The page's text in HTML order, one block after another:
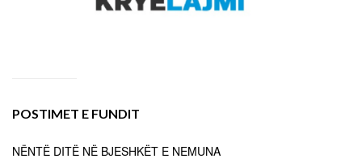
POSTIMET E FUNDIT
NËNTË DITË NË BJESHKËT E NEMUNA